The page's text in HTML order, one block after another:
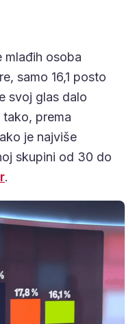
mlađih osoba
samo 16,1 posto
svoj glas dalo
prema
je najviše
skupini od 30 do
.